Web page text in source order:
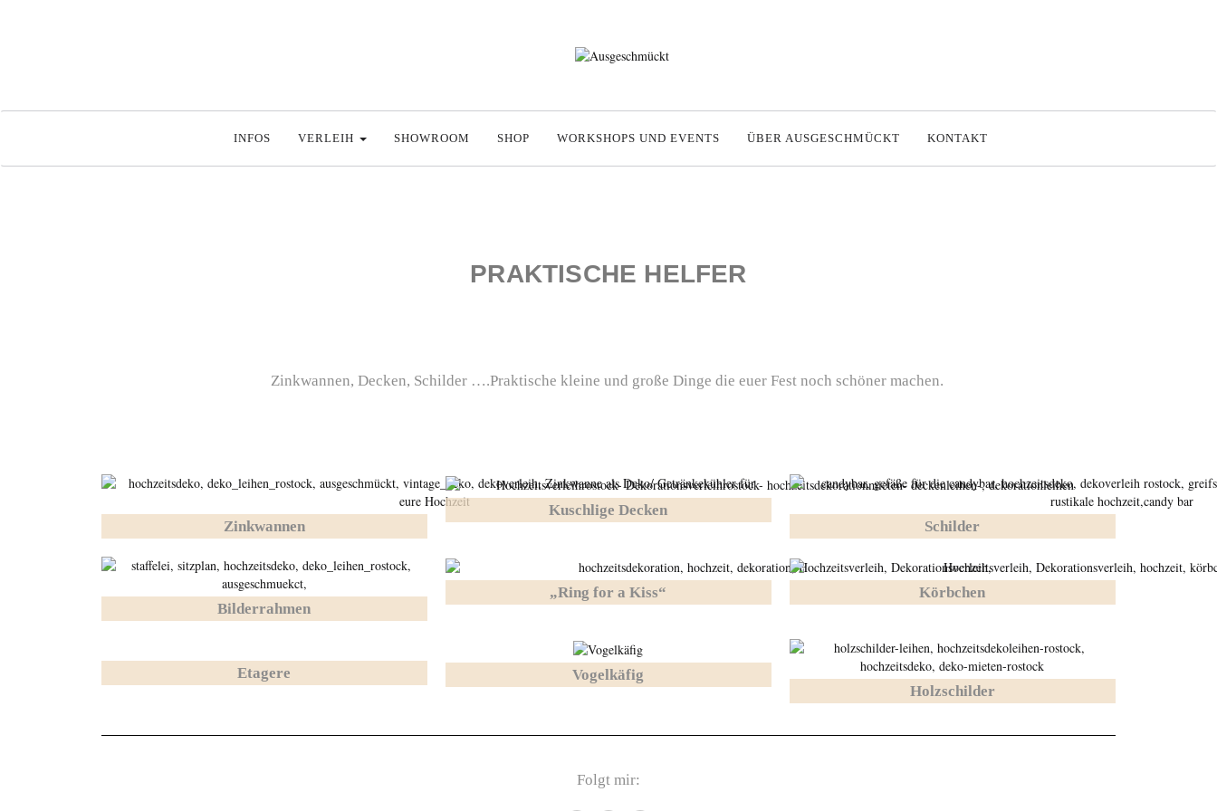
INFOS VERLEIH SHOWROOM SHOP WORKSHOPS UND EVENTS ÜBER AUSGESCHMÜCKT KONTAKT
PRAKTISCHE HELFER
Zinkwannen, Decken, Schilder ….Praktische kleine und große Dinge die euer Fest noch schöner machen.
Zinkwannen
Kuschlige Decken
Schilder
Bilderrahmen
„Ring for a Kiss“ Körbchen
Etagere
Vogelkäfig
Holzschilder
Folgt mir: